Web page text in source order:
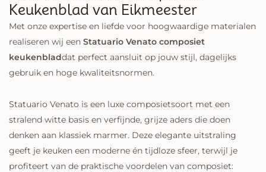
Keukenblad van Eikmeester
Met onze expertise en liefde voor hoogwaardige materialen
realiseren wij een Statuario Venato composiet
keukenbladdat perfect aansluit op jouw stijl, dagelijks
gebruik en hoge kwaliteitsnormen.
Statuario Venato is een luxe composietsoort met een
stralend witte basis en verfijnde, grijze aders die doen
denken aan klassiek marmer. Deze elegante uitstraling
geeft je keuken een moderne én tijdloze sfeer, terwijl je
profiteert van de praktische voordelen van composiet: